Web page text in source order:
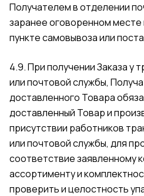
Получателем в отделении
заранее оговоренном месте
пункте самовывоза или
4.9. При получении Заказа у
или почтовой службы,
доставленного Товара
доставленный Товар и
присутствии работников
или почтовой службы, для
соответствие заявленному
ассортименту и
проверить и целостность